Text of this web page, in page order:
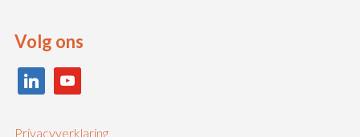
Volg ons
linkedin youtube
Privacyverklaring